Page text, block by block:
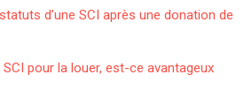
d’une SCI après une donation de
pour la louer, est-ce avantageux